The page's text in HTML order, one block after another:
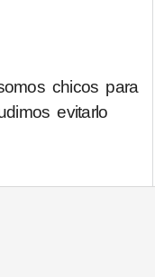
chicos para
evitarlo